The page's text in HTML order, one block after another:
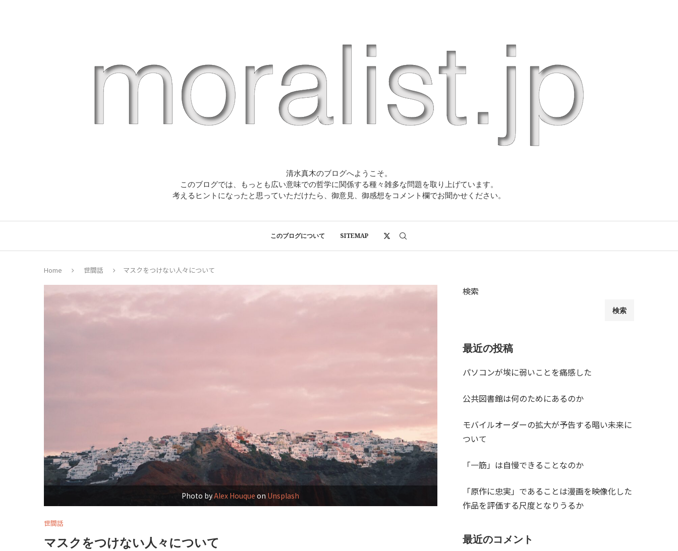
清水真木のブログへようこそ。
このブログでは、もっとも広い意味での哲学に関係する種々雑多な問題を取り上げています。
考えるヒントになったと思っていただけたら、御意見、御感想をコメント欄でお聞かせください。
このブログについて SITEMAP
Home 世間話 マスクをつけない人々について
Photo byAlex Houque on Unsplash
世間話
マスクをつけない人々について
検索
検索
最近の投稿
パソコンが埃に弱いことを痛感した
公共図書館は何のためにあるのか
モバイルオーダーの拡大が予告する暗い未来に
ついて
「一筋」は自慢できることなのか
「原作に忠実」であることは漫画を映像化した
作品を評価する尺度となりうるか
最近のコメント